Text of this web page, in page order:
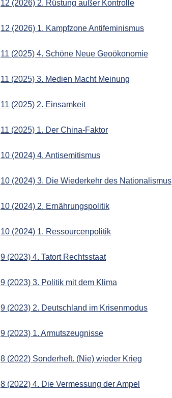
12 (2026) 2. Rüstung außer Kontrolle
12 (2026) 1. Kampfzone Antifeminismus
11 (2025) 4. Schöne Neue Geoökonomie
11 (2025) 3. Medien Macht Meinung
11 (2025) 2. Einsamkeit
11 (2025) 1. Der China-Faktor
10 (2024) 4. Antisemitismus
10 (2024) 3. Die Wiederkehr des Nationalismus
10 (2024) 2. Ernährungspolitik
10 (2024) 1. Ressourcenpolitik
9 (2023) 4. Tatort Rechtsstaat
9 (2023) 3. Politik mit dem Klima
9 (2023) 2. Deutschland im Krisenmodus
9 (2023) 1. Armutszeugnisse
8 (2022) Sonderheft. (Nie) wieder Krieg
8 (2022) 4. Die Vermessung der Ampel